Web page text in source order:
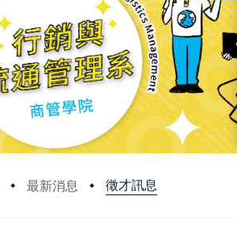
最新消息 徵才訊息